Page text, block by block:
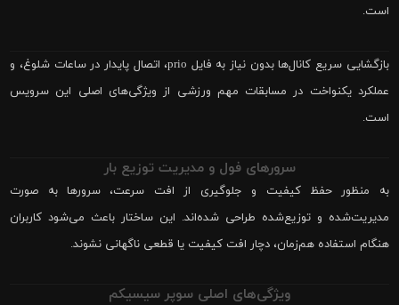
است.
بازگشایی سریع کانال‌ها بدون نیاز به فایل prio، اتصال پایدار در ساعات شلوغ، و
عملکرد یکنواخت در مسابقات مهم ورزشی از ویژگی‌های اصلی این سرویس
است.
سرورهای فول و مدیریت توزیع بار
به منظور حفظ کیفیت و جلوگیری از افت سرعت، سرورها به صورت
مدیریت‌شده و توزیع‌شده طراحی شده‌اند. این ساختار باعث می‌شود کاربران
هنگام استفاده هم‌زمان، دچار افت کیفیت یا قطعی ناگهانی نشوند.
ویژگی‌های اصلی سوپر سیسیکم